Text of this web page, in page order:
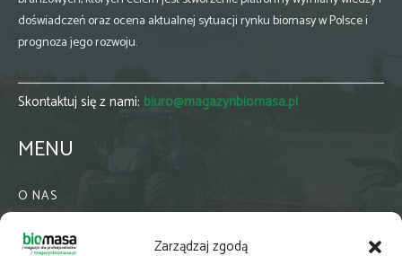
Zarządzaj zgodą
doświadczeń oraz ocena aktualnej sytuacji rynku biomasy w Polsce i
prognoza jego rozwoju.
Skontaktuj się z nami: biuro@magazynbiomasa.pl
MENU
O NAS
WSPÓŁPRACA